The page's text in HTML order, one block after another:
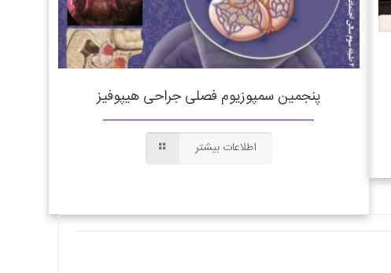
پنجمین سمپوزیوم فصلی جراحی هیپوفیز
اطلاعات بیشتر